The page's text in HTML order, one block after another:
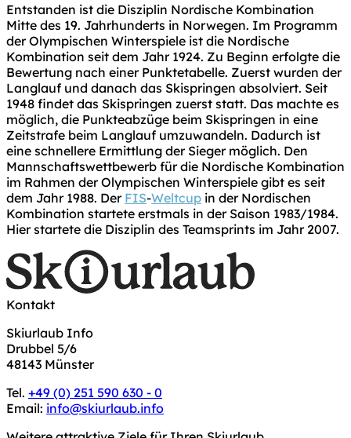
Entstanden ist die Disziplin Nordische Kombination
Mitte des 19. Jahrhunderts in Norwegen. Im Programm
der Olympischen Winterspiele ist die Nordische
Kombination seit dem Jahr 1924. Zu Beginn erfolgte die
Bewertung nach einer Punktetabelle. Zuerst wurden der
Langlauf und danach das Skispringen absolviert. Seit
1948 findet das Skispringen zuerst statt. Das machte es
möglich, die Punkteabzüge beim Skispringen in eine
Zeitstrafe beim Langlauf umzuwandeln. Dadurch ist
eine schnellere Ermittlung der Sieger möglich. Den
Mannschaftswettbewerb für die Nordische Kombination
im Rahmen der Olympischen Winterspiele gibt es seit
dem Jahr 1988. Der FIS-Weltcup in der Nordischen
Kombination startete erstmals in der Saison 1983/1984.
Hier startete die Disziplin des Teamsprints im Jahr 2007.
Kontakt
Skiurlaub Info
Drubbel 5/6
48143 Münster
Tel. +49 (0) 251 590 630 - 0
Email: info@skiurlaub.info